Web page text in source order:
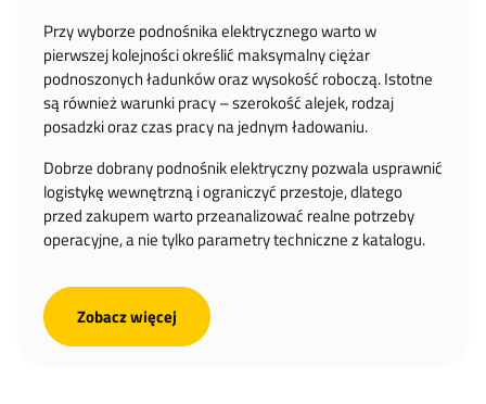
Przy wyborze podnośnika elektrycznego warto w
pierwszej kolejności określić maksymalny ciężar
podnoszonych ładunków oraz wysokość roboczą. Istotne
są również warunki pracy – szerokość alejek, rodzaj
posadzki oraz czas pracy na jednym ładowaniu.
Dobrze dobrany podnośnik elektryczny pozwala usprawnić
logistykę wewnętrzną i ograniczyć przestoje, dlatego
przed zakupem warto przeanalizować realne potrzeby
operacyjne, a nie tylko parametry techniczne z katalogu.
Zobacz więcej